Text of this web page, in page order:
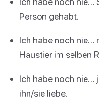
Person gehabt.
Ich habe noch nie…
Haustier im selben
Ich habe noch nie…
ihn/sie liebe.